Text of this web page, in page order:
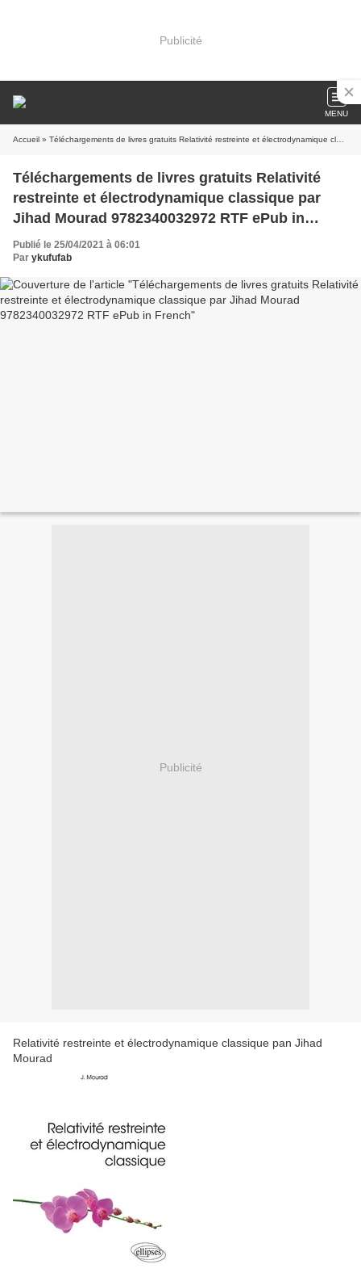
Publicité
MENU
Accueil » Téléchargements de livres gratuits Relativité restreinte et électrodynamique classique par Jihad Mourad 9782340032972 RTF ePub in French
Téléchargements de livres gratuits Relativité
restreinte et électrodynamique classique par
Jihad Mourad 9782340032972 RTF ePub in
French
Publié le 25/04/2021 à 06:01
Par ykufufab
Publicité
Relativité restreinte et électrodynamique classique pan Jihad
Mourad